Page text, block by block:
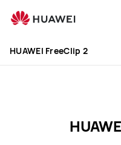
FreeClip
Specification
HUAWEI FreeClip 2